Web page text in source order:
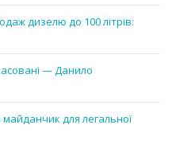
дизелю до 100 літрів:
— Данило
для легальної